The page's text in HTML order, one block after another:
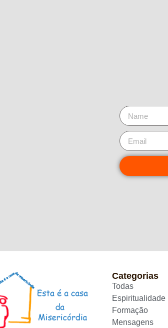
Categorias
Todas
Espiritualidade
Formação
Mensagens